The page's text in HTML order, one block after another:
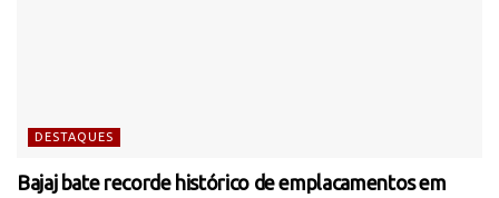
DESTAQUES
Bajaj bate recorde histórico de emplacamentos em